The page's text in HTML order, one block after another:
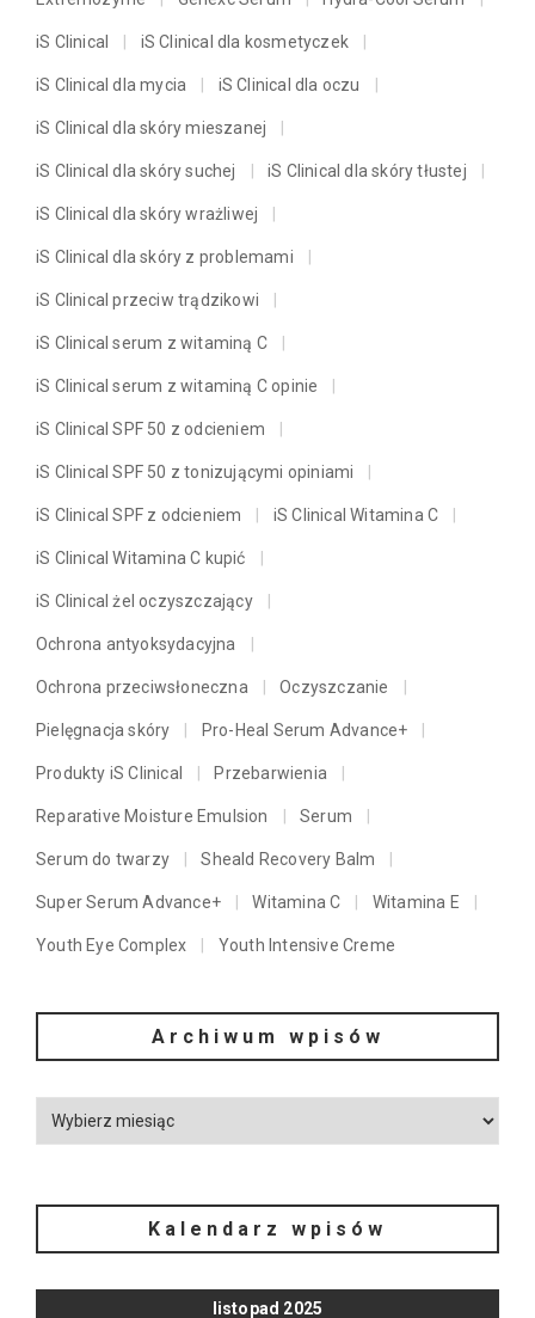
iS Clinical iS Clinical dla kosmetyczek
iS Clinical dla mycia iS Clinical dla oczu
iS Clinical dla skóry mieszanej
iS Clinical dla skóry suchej iS Clinical dla skóry tłustej
iS Clinical dla skóry wrażliwej
iS Clinical dla skóry z problemami
iS Clinical przeciw trądzikowi
iS Clinical serum z witaminą C
iS Clinical serum z witaminą C opinie
iS Clinical SPF 50 z odcieniem
iS Clinical SPF 50 z tonizującymi opiniami
iS Clinical SPF z odcieniem iS Clinical Witamina C
iS Clinical Witamina C kupić
iS Clinical żel oczyszczający
Ochrona antyoksydacyjna
Ochrona przeciwsłoneczna Oczyszczanie
Pielęgnacja skóry Pro-Heal Serum Advance+
Produkty iS Clinical Przebarwienia
Reparative Moisture Emulsion Serum
Serum do twarzy Sheald Recovery Balm
Super Serum Advance+ Witamina C Witamina E
Youth Eye Complex Youth Intensive Creme
Archiwum wpisów
Kalendarz wpisów
listopad 2025